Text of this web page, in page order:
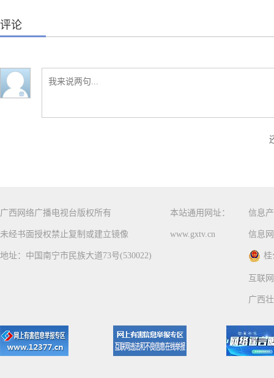
评论
广西网络广播电视台版权所有
未经书面授权禁止复制或建立镜像
地址：中国南宁市民族大道73号(530022)
本站通用网址：
www.gxtv.cn
信息
信息
桂
互联
广西